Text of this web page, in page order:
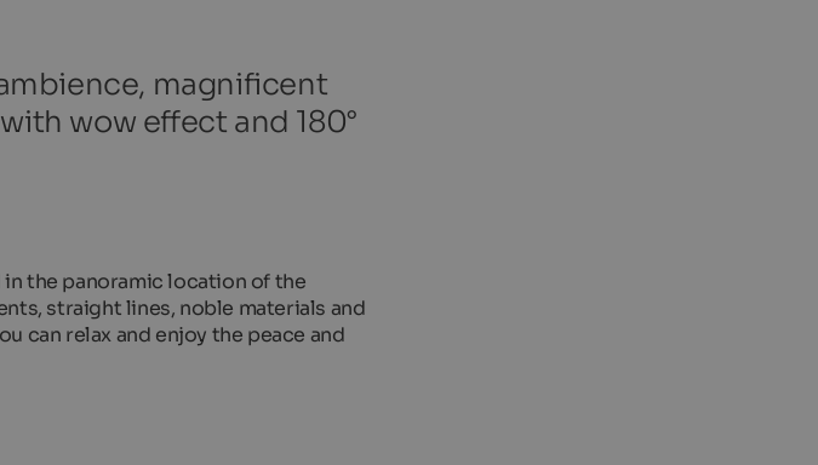
magnificent
wow effect and 180°
the panoramic location of the
straight lines, noble materials and
can relax and enjoy the peace and